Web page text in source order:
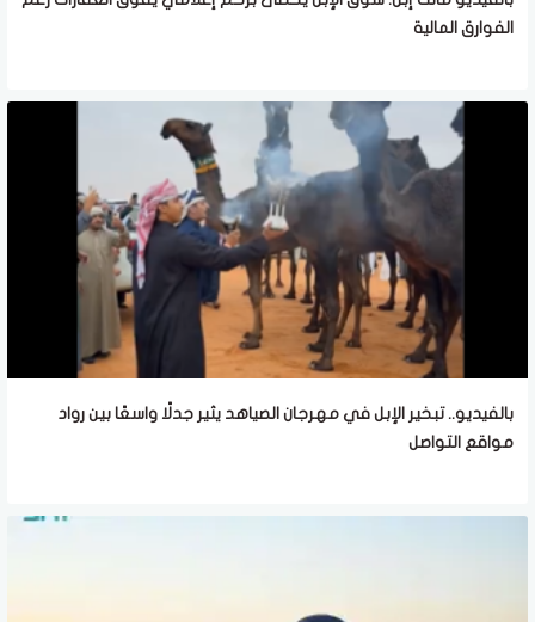
الفوارق المالية
بالفيديو.. تبخير الإبل في مهرجان الصياهد يثير جدلًا واسعًا بين رواد
مواقع التواصل